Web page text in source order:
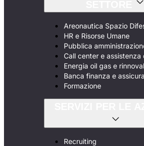
Areonautica Spazio
HR e Risorse Umane
Pubblica
Call center e assistenza
Energia oil gas e
Banca finanza e
Formazione
Recruiting